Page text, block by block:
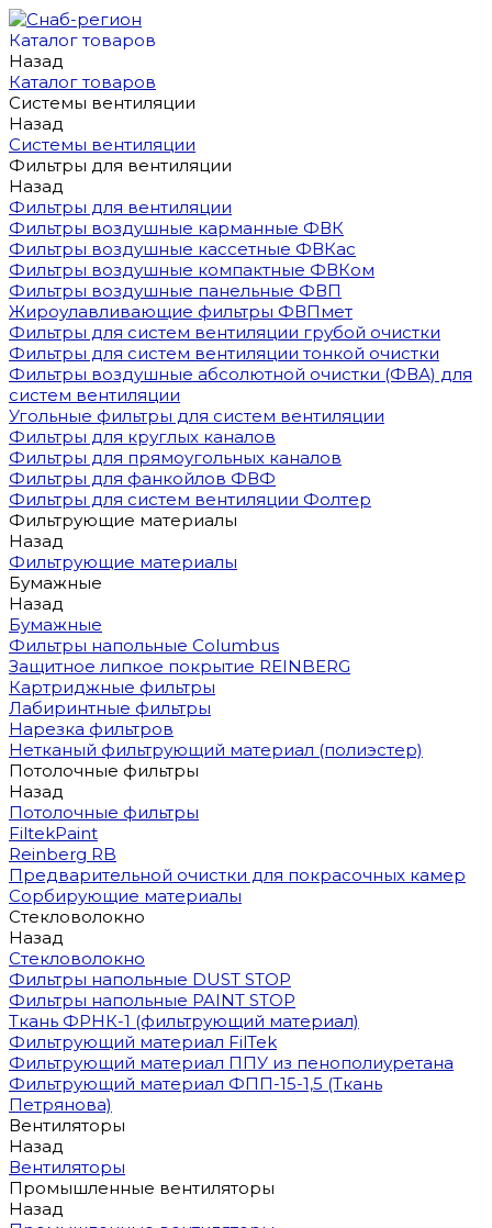
Каталог товаров
Назад
Каталог товаров
Системы вентиляции
Назад
Системы вентиляции
Фильтры для вентиляции
Назад
Фильтры для вентиляции
Фильтры воздушные карманные ФВК
Фильтры воздушные кассетные ФВКас
Фильтры воздушные компактные ФВКом
Фильтры воздушные панельные ФВП
Жироулавливающие фильтры ФВПмет
Фильтры для систем вентиляции грубой очистки
Фильтры для систем вентиляции тонкой очистки
Фильтры воздушные абсолютной очистки (ФВА) для
систем вентиляции
Угольные фильтры для систем вентиляции
Фильтры для круглых каналов
Фильтры для прямоугольных каналов
Фильтры для фанкойлов ФВФ
Фильтры для систем вентиляции Фолтер
Фильтрующие материалы
Назад
Фильтрующие материалы
Бумажные
Назад
Бумажные
Фильтры напольные Columbus
Защитное липкое покрытие REINBERG
Картриджные фильтры
Лабиринтные фильтры
Нарезка фильтров
Нетканый фильтрующий материал (полиэстер)
Потолочные фильтры
Назад
Потолочные фильтры
FiltekPaint
Reinberg RB
Предварительной очистки для покрасочных камер
Сорбирующие материалы
Стекловолокно
Назад
Стекловолокно
Фильтры напольные DUST STOP
Фильтры напольные PAINT STOP
Ткань ФРНК-1 (фильтрующий материал)
Фильтрующий материал FilTek
Фильтрующий материал ППУ из пенополиуретана
Фильтрующий материал ФПП-15-1,5 (Ткань
Петрянова)
Вентиляторы
Назад
Вентиляторы
Промышленные вентиляторы
Назад